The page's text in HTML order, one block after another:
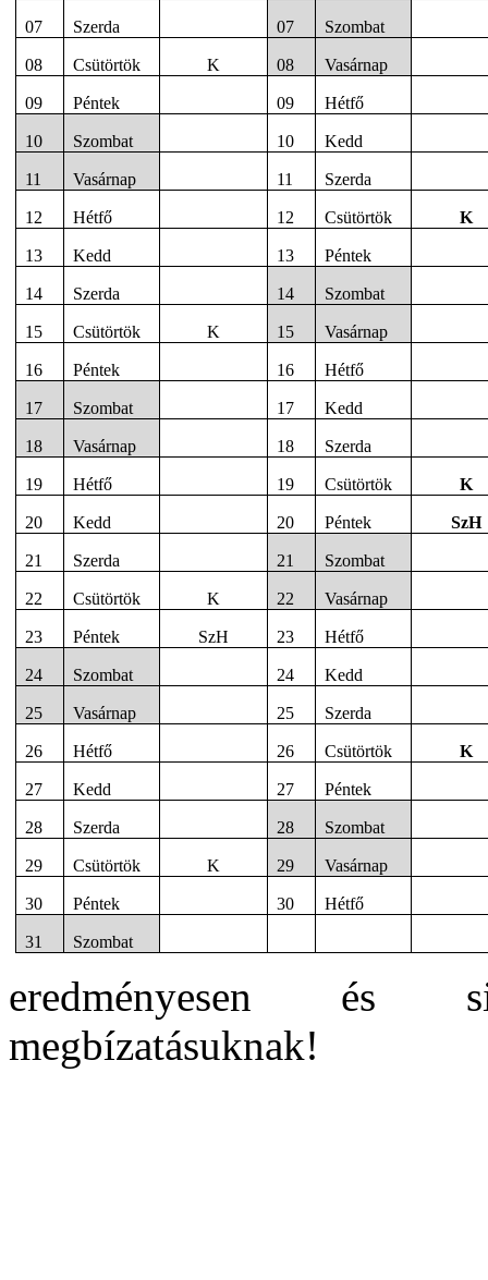
07 Szerda 07 Szombat
08 Csütörtök K 08 Vasárnap
09 Péntek 09 Hétfő
10 Szombat 10 Kedd
11 Vasárnap 11 Szerda
12 Hétfő 12 Csütörtök K
13 Kedd 13 Péntek
14 Szerda 14 Szombat
15 Csütörtök K 15 Vasárnap
16 Péntek 16 Hétfő
17 Szombat 17 Kedd
18 Vasárnap 18 Szerda
19 Hétfő 19 Csütörtök K
20 Kedd 20 Péntek SzH
21 Szerda 21 Szombat
22 Csütörtök K 22 Vasárnap
23 Péntek SzH 23 Hétfő
24 Szombat 24 Kedd
25 Vasárnap 25 Szerda
26 Hétfő 26 Csütörtök K
27 Kedd 27 Péntek
28 Szerda 28 Szombat
29 Csütörtök K 29 Vasárnap
30 Péntek 30 Hétfő
31 Szombat
eredményesen és
megbízatásuknak!